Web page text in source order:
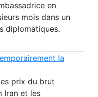
en
mois dans un
diplomatiques.
la
prix du brut
Iran et les